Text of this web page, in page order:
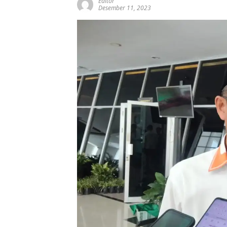
Desember 11, 2023